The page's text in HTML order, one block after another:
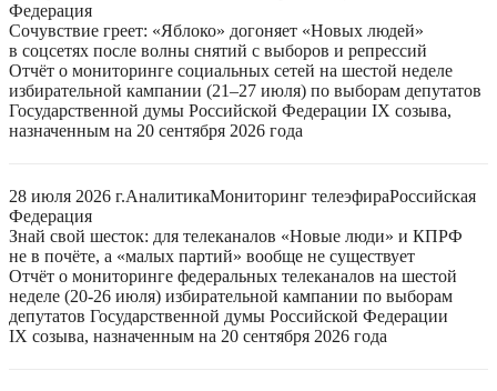
Федерация
Сочувствие греет: «Яблоко» догоняет «Новых людей»
в соцсетях после волны снятий с выборов и репрессий
Отчёт о мониторинге социальных сетей на шестой неделе
избирательной кампании (21–27 июля) по выборам депутатов
Государственной думы Российской Федерации IX созыва,
назначенным на 20 сентября 2026 года
28 июля 2026 г.АналитикаМониторинг телеэфираРоссийская
Федерация
Знай свой шесток: для телеканалов «Новые люди» и КПРФ
не в почёте, а «малых партий» вообще не существует
Отчёт о мониторинге федеральных телеканалов на шестой
неделе (20-26 июля) избирательной кампании по выборам
депутатов Государственной думы Российской Федерации
IX созыва, назначенным на 20 сентября 2026 года